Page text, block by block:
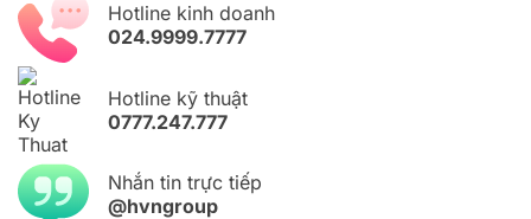
Hotline kinh doanh
024.9999.7777
Hotline kỹ thuật
0777.247.777
Nhắn tin trực tiếp
@hvngroup